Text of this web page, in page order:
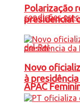
APAC
Polarização
presidencial
Novo
à